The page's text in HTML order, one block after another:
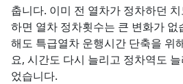
춥니다. 이미 전 열차가 정차하던
하면 열차 정차횟수는 큰 변화가
해도 특급열차 운행시간 단축을 위
요, 시간도 다시 늘리고 정차역도
었습니다.